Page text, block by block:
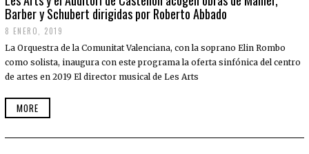
Barber y Schubert dirigidas por Roberto Abbado
8 ENERO, 2019
La Orquestra de la Comunitat Valenciana, con la soprano Elin Rombo
como solista, inaugura con este programa la oferta sinfónica del centro
de artes en 2019 El director musical de Les Arts
MORE